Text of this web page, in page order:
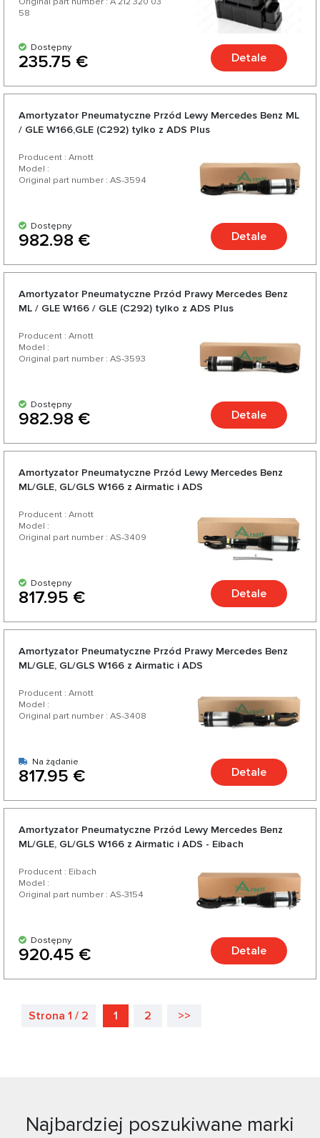
58
Dostępny
235.75 € Detale
Amortyzator Pneumatyczne Przód Lewy Mercedes Benz ML
/ GLE W166,GLE (C292) tylko z ADS Plus
Producent : Arnott
Model :
Original part number : AS-3594
Dostępny
982.98 € Detale
Amortyzator Pneumatyczne Przód Prawy Mercedes Benz
ML / GLE W166 / GLE (C292) tylko z ADS Plus
Producent : Arnott
Model :
Original part number : AS-3593
Dostępny
982.98 € Detale
Amortyzator Pneumatyczne Przód Lewy Mercedes Benz
ML/GLE, GL/GLS W166 z Airmatic i ADS
Producent : Arnott
Model :
Original part number : AS-3409
Dostępny
817.95 € Detale
Amortyzator Pneumatyczne Przód Prawy Mercedes Benz
ML/GLE, GL/GLS W166 z Airmatic i ADS
Producent : Arnott
Model :
Original part number : AS-3408
Na żądanie
817.95 € Detale
Amortyzator Pneumatyczne Przód Lewy Mercedes Benz
ML/GLE, GL/GLS W166 z Airmatic i ADS - Eibach
Producent : Eibach
Model :
Original part number : AS-3154
Dostępny
920.45 € Detale
Strona 1 / 2 1 2 >>
Najbardziej poszukiwane marki